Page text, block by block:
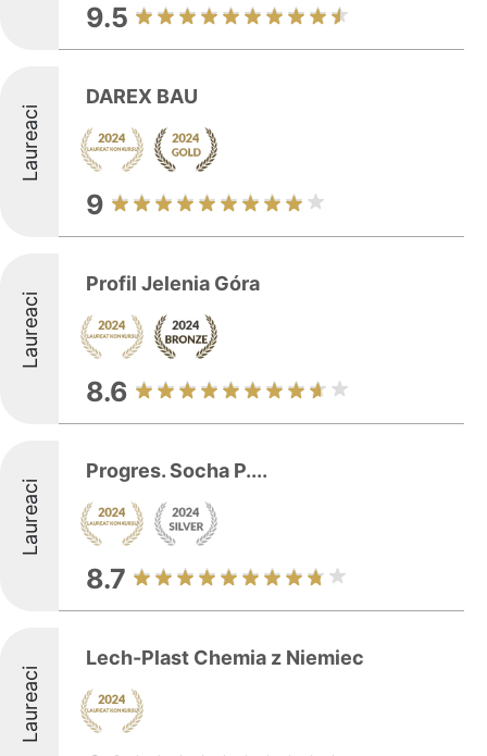
9.5
Laureaci
DAREX BAU
9
Laureaci
Profil Jelenia Góra
8.6
Laureaci
Progres. Socha P....
8.7
Laureaci
Lech-Plast Chemia z Niemiec